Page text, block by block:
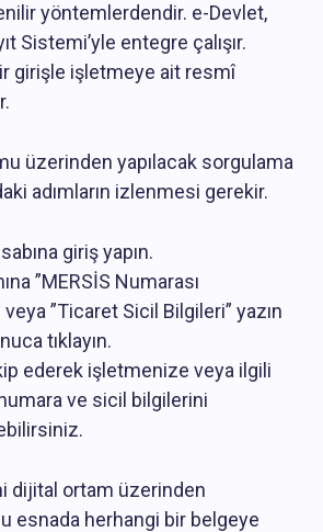
yöntemlerdendir. e-Devlet,
Sistemi’yle entegre çalışır.
girişle işletmeye ait resmî
üzerinden yapılacak sorgulama
adımların izlenmesi gerekir.
giriş yapın.
”MERSİS Numarası
veya ”Ticaret Sicil Bilgileri” yazın
tıklayın.
ederek işletmenize veya ilgili
ve sicil bilgilerini
dijital ortam üzerinden
esnada herhangi bir belgeye